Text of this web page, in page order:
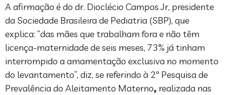
A afirmação é do dr. Dioclécio Campos Jr, presidente
da Sociedade Brasileira de Pediatria (SBP), que
explica: “das mães que trabalham fora e não têm
licença-maternidade de seis meses, 73% já tinham
interrompido a amamentação exclusiva no momento
do levantamento”, diz, se referindo à 2ª Pesquisa de
Prevalência do Aleitamento Materno, realizada nas